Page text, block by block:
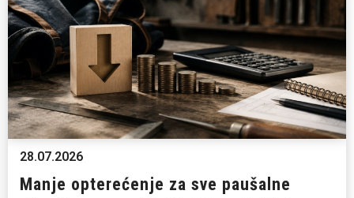
28.07.2026
Manje opterećenje za sve paušalne